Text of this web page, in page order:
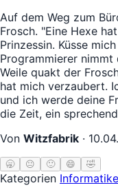
Auf dem Weg zum
Frosch. "Eine Hexe
Prinzessin. Küsse
Programmierer nimmt
Weile quakt der
hat mich verzaubert.
und ich werde deine
die Zeit, ein
Von Witzfabrik ·
🥱 😐 🙂 😄 🤣
Kategorien